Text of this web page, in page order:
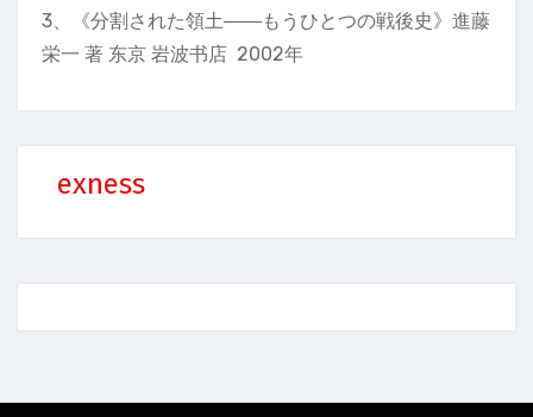
3、《分割された領土――もうひとつの戦後史》進藤
栄一 著 东京 岩波书店 2002年
exness